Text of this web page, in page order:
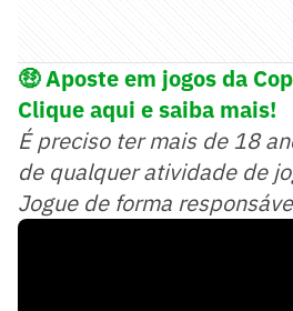
🤑Aposte em jogos da
Clique aqui e saiba mais!
É preciso ter mais de 18
de qualquer atividade de
Jogue de forma